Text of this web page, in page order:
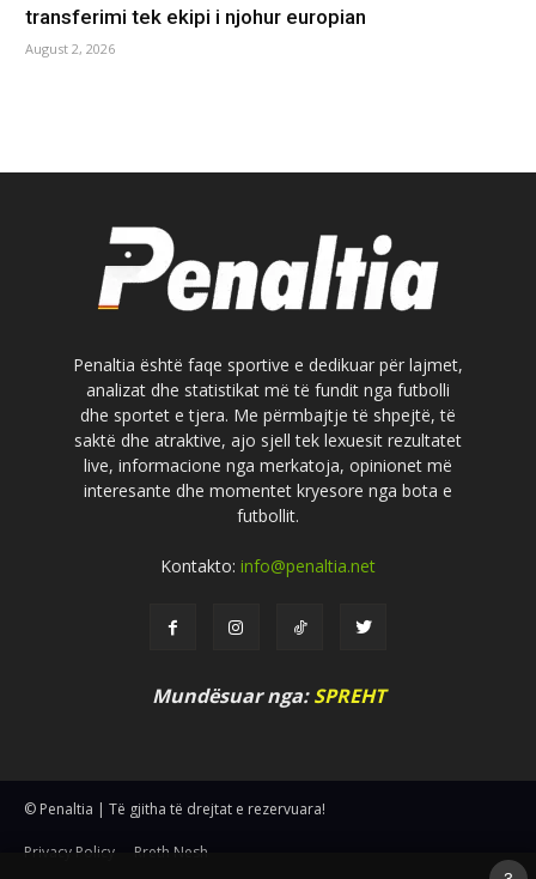
transferimi tek ekipi i njohur europian
August 2, 2026
Penaltia është faqe sportive e dedikuar për lajmet,
analizat dhe statistikat më të fundit nga futbolli
dhe sportet e tjera. Me përmbajtje të shpejtë, të
saktë dhe atraktive, ajo sjell tek lexuesit rezultatet
live, informacione nga merkatoja, opinionet më
interesante dhe momentet kryesore nga bota e
futbollit.
Kontakto: info@penaltia.net
Mundësuar nga:SPREHT
© Penaltia | Të gjitha të drejtat e rezervuara!
Privacy Policy Rreth Nesh